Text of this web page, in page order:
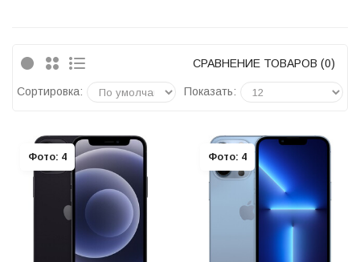
СРАВНЕНИЕ ТОВАРОВ (0)
Сортировка: Показать:
Фото: 4 Фото: 4